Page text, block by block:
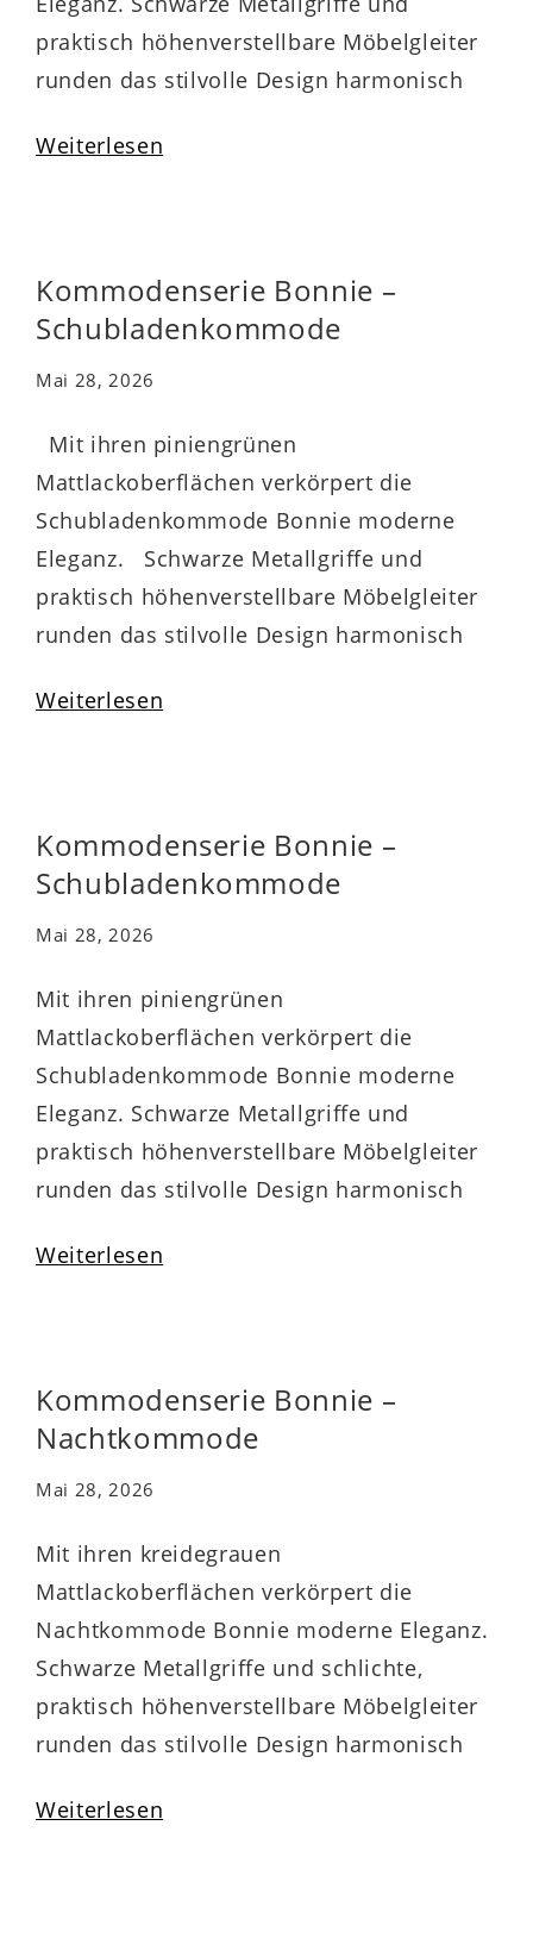
praktisch höhenverstellbare Möbelgleiter
runden das stilvolle Design harmonisch
gehören überdies die widerstandsfähigen
Stauraum für Wäsche bieten und durch
die Softclose-Funktion sanft und leise
schließen….
Weiterlesen
Kommodenserie Bonnie –
Schubladenkommode
Mai 28, 2026
Mit ihren piniengrünen
Mattlackoberflächen verkörpert die
Schubladenkommode Bonnie moderne
Eleganz. Schwarze Metallgriffe und
praktisch höhenverstellbare Möbelgleiter
runden das stilvolle Design harmonisch
gehören überdies die widerstandsfähigen
Stauraum für Wäsche bieten und durch
die Softclose-Funktion sanft…
Weiterlesen
Kommodenserie Bonnie –
Schubladenkommode
Mai 28, 2026
Mit ihren piniengrünen
Mattlackoberflächen verkörpert die
Schubladenkommode Bonnie moderne
Eleganz. Schwarze Metallgriffe und
praktisch höhenverstellbare Möbelgleiter
runden das stilvolle Design harmonisch
gehören überdies die widerstandsfähigen
Stauraum für Wäsche bieten und durch
die Softclose-Funktion sanft und leise…
Weiterlesen
Kommodenserie Bonnie –
Nachtkommode
Mai 28, 2026
Mit ihren kreidegrauen
Mattlackoberflächen verkörpert die
Nachtkommode Bonnie moderne Eleganz.
Schwarze Metallgriffe und schlichte,
praktisch höhenverstellbare Möbelgleiter
runden das stilvolle Design harmonisch
gehören überdies die widerstandsfähigen
Weiterlesen